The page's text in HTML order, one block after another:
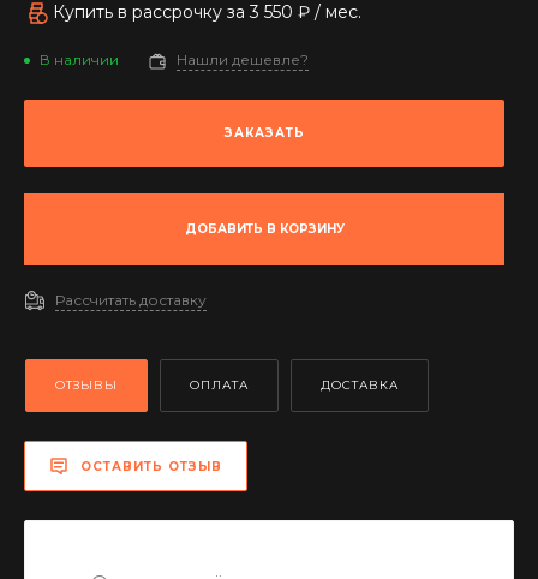
Купить в рассрочку за3 550 ₽ / мес.
В наличии Нашли дешевле?
ЗАКАЗАТЬ
ДОБАВИТЬ В КОРЗИНУ
Рассчитать доставку
ОТЗЫВЫ ОПЛАТА ДОСТАВКА
ОСТАВИТЬ ОТЗЫВ